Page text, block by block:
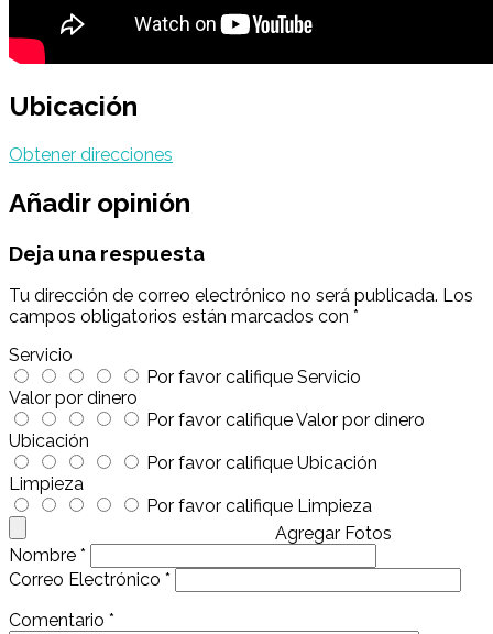
Ubicación
Obtener direcciones
Añadir opinión
Deja una respuesta
Tu dirección de correo electrónico no será publicada. Los
campos obligatorios están marcados con *
Servicio
Por favor califique Servicio
Valor por dinero
Por favor califique Valor por dinero
Ubicación
Por favor califique Ubicación
Limpieza
Por favor califique Limpieza
Agregar Fotos
Nombre *
Correo Electrónico *
Comentario *